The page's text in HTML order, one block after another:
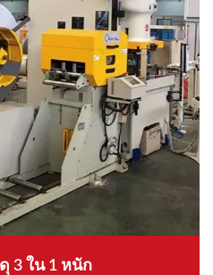
3 ใน 1 หนัก